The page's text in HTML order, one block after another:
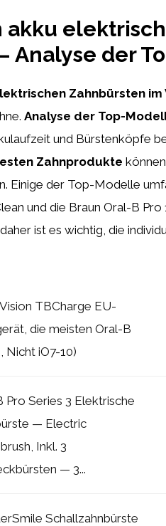
akku
Analyse der
Zahnbürsten im
Analyse der Top-
und Bürstenköpfe
Zahnprodukte
Einige der Top-Modelle
und die Braun Oral-B
ist es wichtig, die
TBCharge EU-
die meisten Oral-B
Nicht iO7-10)
Pro Series 3 Elektrische
— Electric
Inkl. 3
— 3...
Schallzahnbürste